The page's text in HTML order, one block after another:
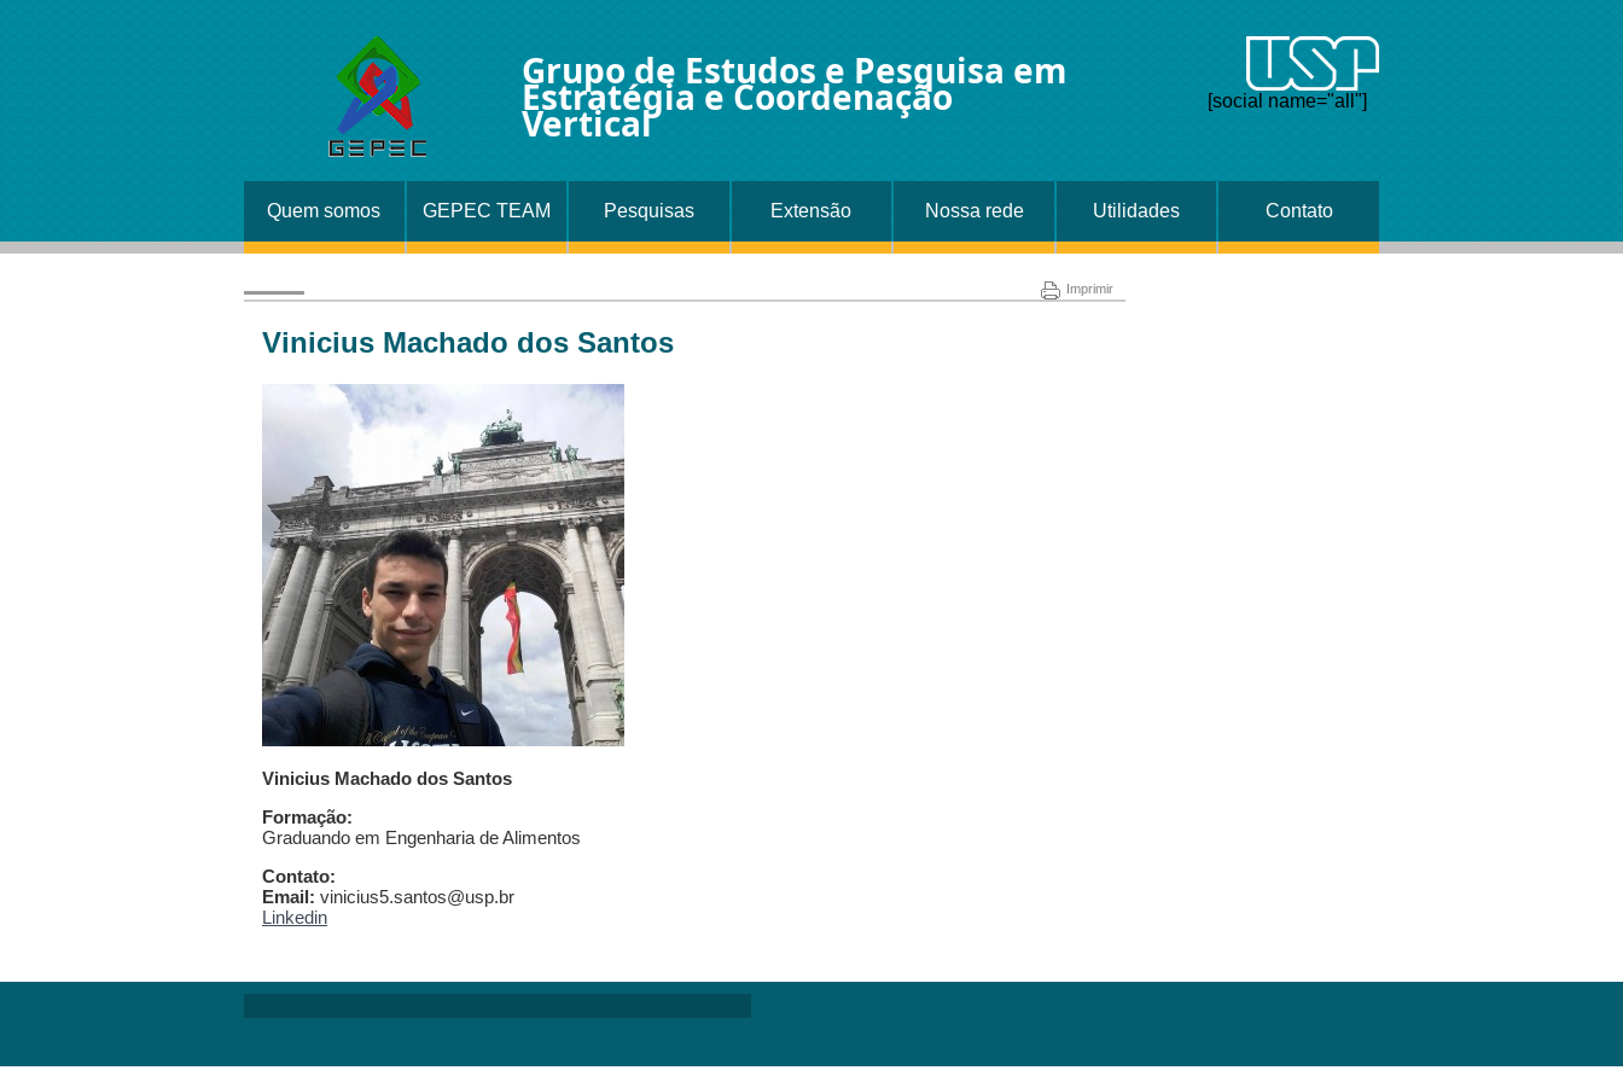
Grupo de Estudos e Pesquisa em
Estratégia e Coordenação
Vertical [social name="all"]
Quem somos GEPEC TEAM Pesquisas Extensão Nossa rede Utilidades Contato
Imprimir
Vinicius Machado dos Santos
Vinicius Machado dos Santos
Formação:
Graduando em Engenharia de Alimentos
Contato:
Email: vinicius5.santos@usp.br
Linkedin